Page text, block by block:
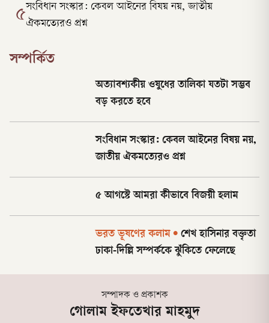
৫সংবিধান সংস্কার: কেবল আইনের বিষয় নয়, জাতীয়
ঐকমত্যেরও প্রশ্ন
সম্পর্কিত
অত্যাবশ্যকীয় ওষুধের তালিকা যতটা সম্ভব
বড় করতে হবে
সংবিধান সংস্কার: কেবল আইনের বিষয় নয়,
জাতীয় ঐকমত্যেরও প্রশ্ন
৫ আগস্টে আমরা কীভাবে বিজয়ী হলাম
ভরত ভূষণের কলাম • শেখ হাসিনার বক্তৃতা
ঢাকা-দিল্লি সম্পর্ককে ঝুঁকিতে ফেলেছে
সম্পাদক ও প্রকাশক
গোলাম ইফতেখার মাহমুদ